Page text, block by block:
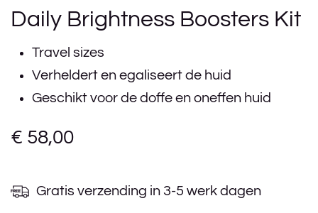
Daily Brightness Boosters Kit
Travel sizes
Verheldert en egaliseert de huid
Geschikt voor de doffe en oneffen huid
€ 58,00
Gratis verzending in 3-5 werk dagen